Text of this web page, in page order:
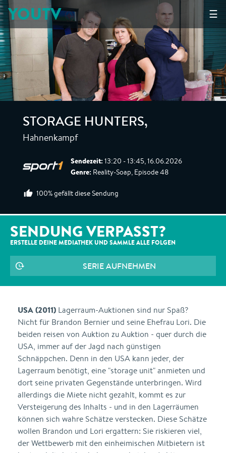
☰
YOUTV
STORAGE HUNTERS,
Hahnenkampf
Sendezeit: 13:20 - 13:45, 16.06.2026
Genre: Reality-Soap, Episode 48
100% gefällt diese Sendung
SENDUNG VERPASST?
ERSTELLE DEINE MEDIATHEK UND SAMMLE ALLE FOLGEN
SERIE AUFNEHMEN
USA (2011) Lagerraum-Auktionen sind nur Spaß?
Nicht für Brandon Bernier und seine Ehefrau Lori. Die
beiden reisen von Auktion zu Auktion - quer durch die
USA, immer auf der Jagd nach günstigen
Schnäppchen. Denn in den USA kann jeder, der
Lagerraum benötigt, eine "storage unit" anmieten und
dort seine privaten Gegenstände unterbringen. Wird
allerdings die Miete nicht gezahlt, kommt es zur
Versteigerung des Inhalts - und in den Lagerräumen
können sich wahre Schätze verstecken. Diese Schätze
wollen Brandon und Lori ergattern: Sie riskieren viel,
der Wettbewerb mit den einheimischen Mitbietern ist